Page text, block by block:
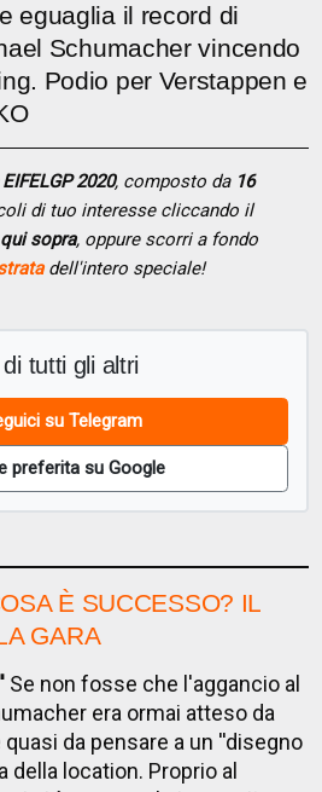
eguaglia il record di
Schumacher vincendo
Podio per Verstappen e
2020, composto da 16
di tuo interesse cliccando il
qui sopra, oppure scorri a fondo
dell'intero speciale!
tutti gli altri
su Telegram
preferita su Google
È SUCCESSO? IL
GARA
Se non fosse che l'aggancio al
era ormai atteso da
da pensare a un ''disegno
location. Proprio al